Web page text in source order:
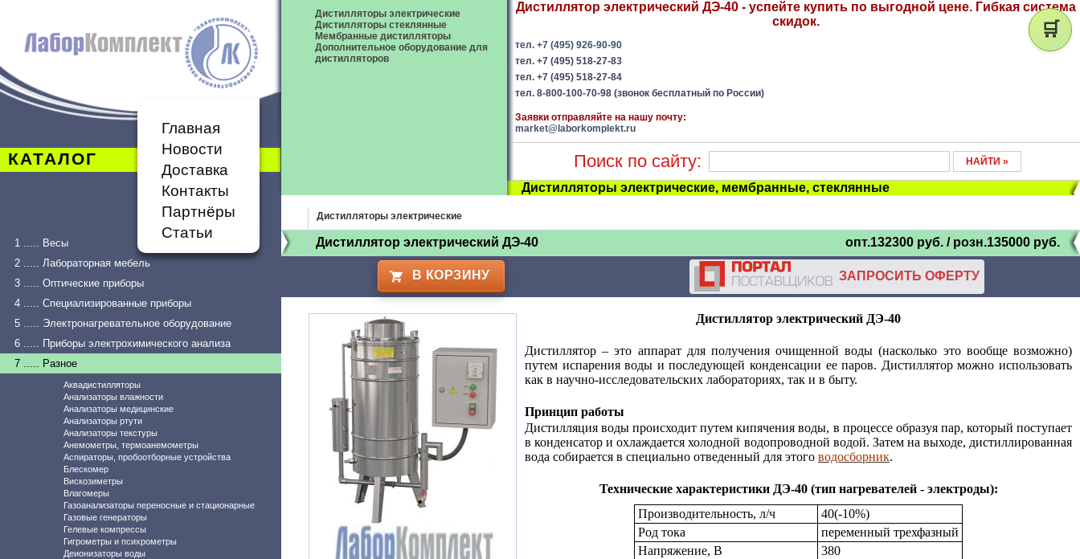
КАТАЛОГ
Главная
Новости
Доставка
Контакты
Партнёры
Статьи
1 ..... Весы
2 ..... Лабораторная мебель
3 ..... Оптические приборы
4 ..... Специализированные приборы
5 ..... Электронагревательное оборудование
6 ..... Приборы электрохимического анализа
7 ..... Разное
Аквадистилляторы
Анализаторы влажности
Анализаторы медицинские
Анализаторы ртути
Анализаторы текстуры
Анемометры, термоанемометры
Аспираторы, пробоотборные устройства
Блескомер
Вискозиметры
Влагомеры
Газоанализаторы переносные и стационарные
Газовые генераторы
Гелевые компрессы
Гигрометры и психрометры
Деионизаторы воды
Дистилляторы электрические
Дистилляторы стеклянные
Мембранные дистилляторы
Дополнительное оборудование для
дистилляторов
Дистиллятор электрический ДЭ-40 - успейте купить по выгодной цене. Гибкая система
скидок.
тел. +7 (495) 926-90-90
тел. +7 (495) 518-27-83
тел. +7 (495) 518-27-84
тел. 8-800-100-70-98 (звонок бесплатный по России)
Заявки отправляйте на нашу почту:
market@laborkomplekt.ru
Поиск по сайту:
Дистилляторы электрические, мембранные, стеклянные
Дистилляторы электрические
Дистиллятор электрический ДЭ-40 опт.132300 руб. / розн.135000 руб.
В КОРЗИНУ ЗАПРОСИТЬ ОФЕРТУ
Дистиллятор электрический ДЭ-40
Дистиллятор – это аппарат для получения очищенной воды (насколько это вообще возможно)
путем испарения воды и последующей конденсации ее паров. Дистиллятор можно использовать
как в научно-исследовательских лабораториях, так и в быту.
Принцип работы
Дистилляция воды происходит путем кипячения воды, в процессе образуя пар, который поступает
в конденсатор и охлаждается холодной водопроводной водой. Затем на выходе, дистиллированная
вода собирается в специально отведенный для этого водосборник.
Технические характеристики ДЭ-40 (тип нагревателей - электроды):
Производительность, л/ч
40(-10%)
Род тока
переменный трехфазный
Напряжение, В
380
🛒